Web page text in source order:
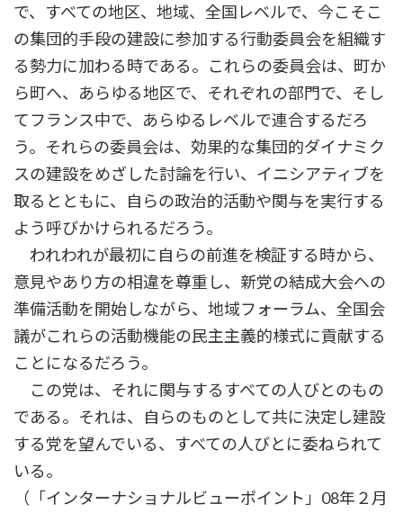
で、すべての地区、地域、全国レベルで、今こそこ
の集団的手段の建設に参加する行動委員会を組織す
る勢力に加わる時である。これらの委員会は、町か
ら町へ、あらゆる地区で、それぞれの部門で、そし
てフランス中で、あらゆるレベルで連合するだろ
う。それらの委員会は、効果的な集団的ダイナミク
スの建設をめざした討論を行い、イニシアティブを
取るとともに、自らの政治的活動や関与を実行する
よう呼びかけられるだろう。
われわれが最初に自らの前進を検証する時から、
意見やあり方の相違を尊重し、新党の結成大会への
準備活動を開始しながら、地域フォーラム、全国会
議がこれらの活動機能の民主主義的様式に貢献する
ことになるだろう。
この党は、それに関与するすべての人びとのもの
である。それは、自らのものとして共に決定し建設
する党を望んでいる、すべての人びとに委ねられて
いる。
（「インターナショナルビューポイント」08年２月